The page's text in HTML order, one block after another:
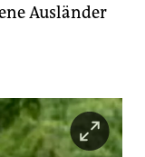
Ausländer